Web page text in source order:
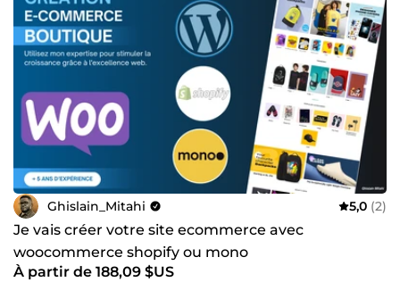
Ghislain_Mitahi 5,0 (2)
Je vais créer votre site ecommerce avec
woocommerce shopify ou mono
À partir de 188,09 $US